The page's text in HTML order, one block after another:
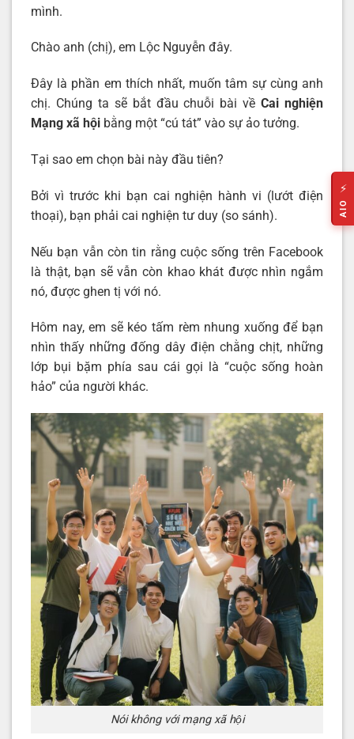
mình.
Chào anh (chị), em Lộc Nguyễn đây.
Đây là phần em thích nhất, muốn tâm sự cùng anh
chị. Chúng ta sẽ bắt đầu chuỗi bài vềCai nghiện
Mạng xã hội bằng một “cú tát” vào sự ảo tưởng.
Tại sao em chọn bài này đầu tiên?
Bởi vì trước khi bạn cai nghiện hành vi (lướt điện
thoại), bạn phải cai nghiện tư duy (so sánh).
Nếu bạn vẫn còn tin rằng cuộc sống trên Facebook
là thật, bạn sẽ vẫn còn khao khát được nhìn ngắm
nó, được ghen tị với nó.
Hôm nay, em sẽ kéo tấm rèm nhung xuống để bạn
nhìn thấy những đống dây điện chằng chịt, những
lớp bụi bặm phía sau cái gọi là “cuộc sống hoàn
hảo” của người khác.
Nói không với mạng xã hội
⚡
AIO